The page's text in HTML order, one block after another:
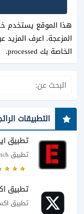
هذا الموقع يستخدم
المزعجة. اعرف المزيد
الخاصة بك processed
.
التطبيقات
تطبيق
تطبيق Egy Watch للاندرويد
تطبيق